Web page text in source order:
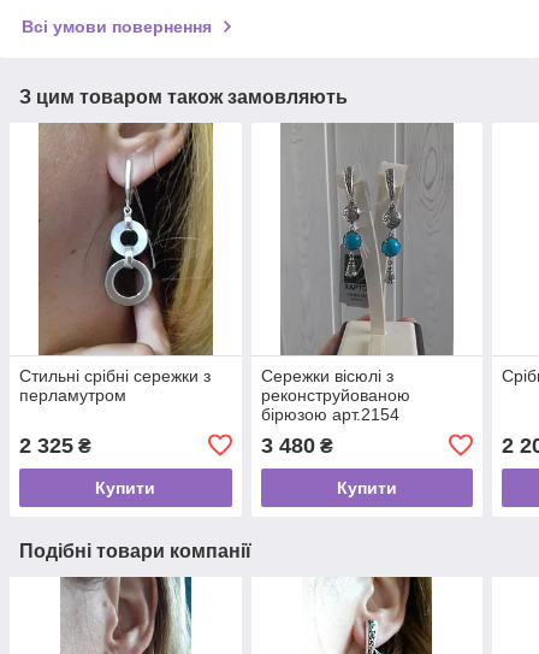
Всі умови повернення
З цим товаром також замовляють
Стильні срібні сережки з
перламутром
2 325 ₴
Купити
Сережки вісюлі з
реконструйованою
бірюзою арт.2154
3 480₴
Купити
2
Подібні товари компанії